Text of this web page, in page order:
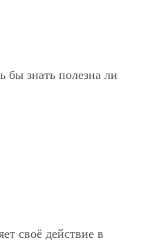
бы знать полезна ли
своё действие в